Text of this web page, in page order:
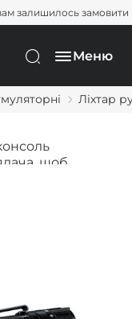
замовити ще
Меню
Ліхтар
щоб